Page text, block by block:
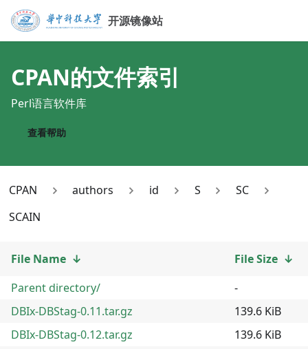
开源镜像站
CPAN的文件索引
Perl语言软件库
查看帮助
CPAN authors id S
SC
SCAIN
File Name ↓ File Size ↓
Parent directory/
-
DBIx-DBStag-0.11.tar.gz
139.6 KiB
DBIx-DBStag-0.12.tar.gz
139.6 KiB